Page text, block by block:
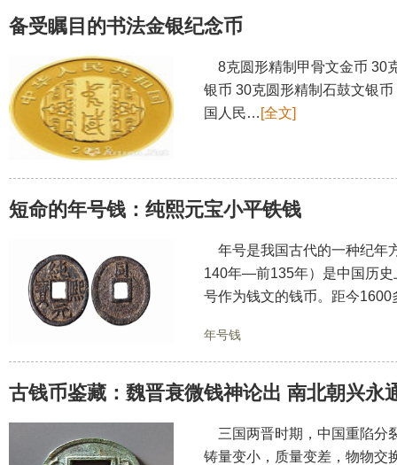
备受瞩目的书法金银纪念币
8克圆形精制甲骨文金币 30
银币 30克圆形精制石鼓文银
国人民… [全文]
短命的年号钱：纯熙元宝小平铁钱
年号是我国古代的一种纪年
140年—前135年）是中国历史
号作为钱文的钱币。距今
年号钱
古钱币鉴藏：魏晋衰微钱神论出 南北朝兴永
三国两晋时期，中国重陷分
铸量变小，质量变差，物物交